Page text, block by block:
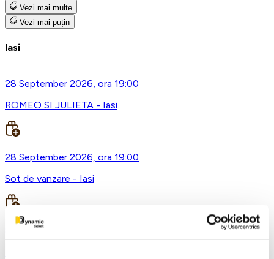
Vezi mai multe
Vezi mai puțin
Iasi
28 September 2026, ora 19:00
ROMEO SI JULIETA - Iasi
28 September 2026, ora 19:00
Sot de vanzare - Iasi
8 October 2026, ora 19:00